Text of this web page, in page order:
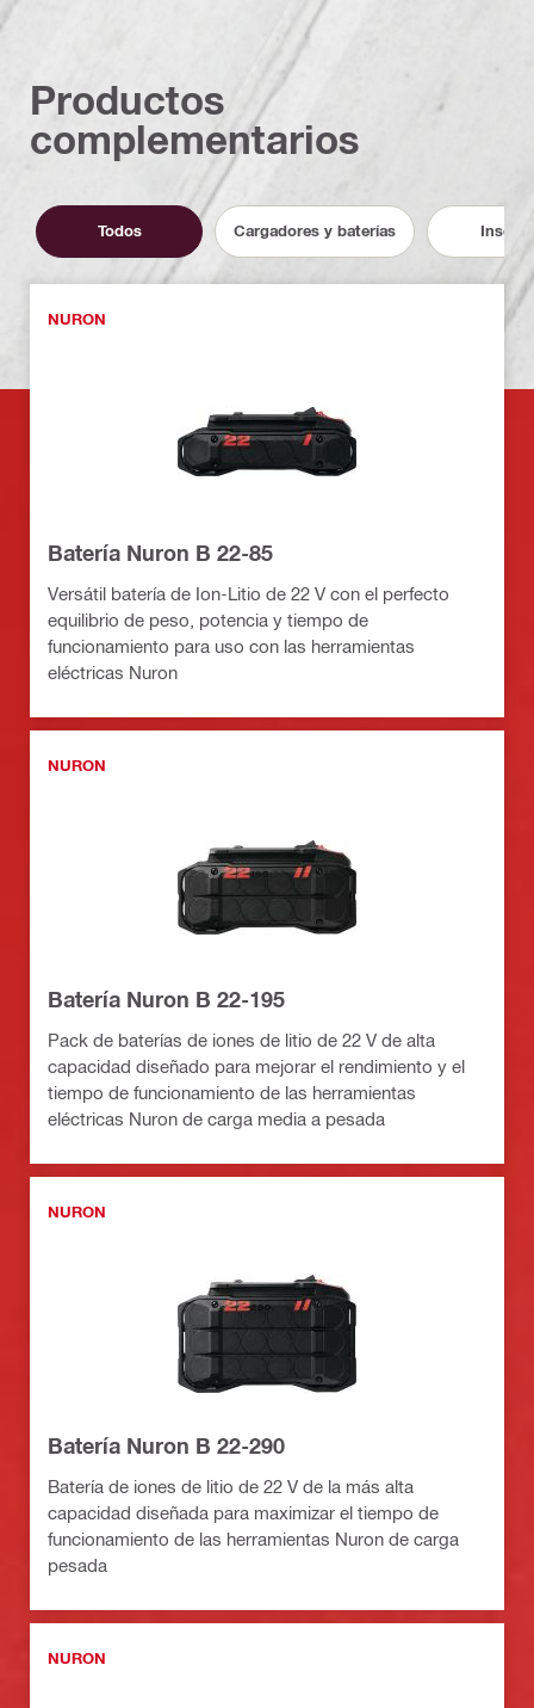
Productos
complementarios
Todos Cargadores y baterías
NURON
Batería Nuron B 22-85
Versátil batería de Ion-Litio de 22 V con el perfecto
equilibrio de peso, potencia y tiempo de
funcionamiento para uso con las herramientas
eléctricas Nuron
NURON
Batería Nuron B 22-195
Pack de baterías de iones de litio de 22 V de alta
capacidad diseñado para mejorar el rendimiento y el
tiempo de funcionamiento de las herramientas
eléctricas Nuron de carga media a pesada
NURON
Batería Nuron B 22-290
Batería de iones de litio de 22 V de la más alta
capacidad diseñada para maximizar el tiempo de
funcionamiento de las herramientas Nuron de carga
pesada
NURON